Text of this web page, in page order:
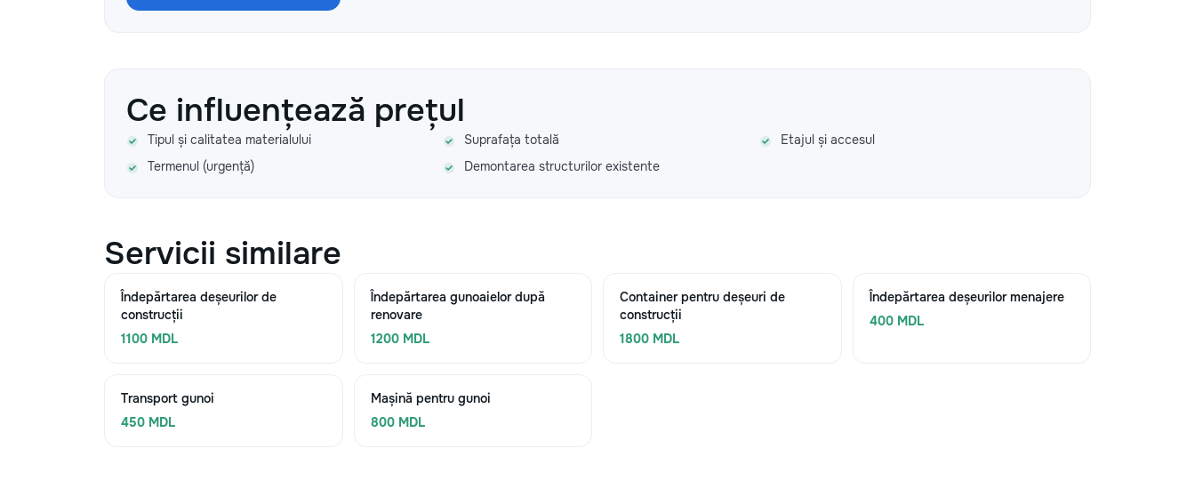
Ce influențează prețul
Tipul și calitatea materialului Suprafața totală
Etajul și accesul
Termenul (urgență)
Demontarea structurilor existente
Servicii similare
Îndepărtarea deșeurilor de
construcții
1100 MDL
Îndepărtarea gunoaielor după
renovare
1200 MDL
Container pentru deșeuri de
construcții
1800 MDL
Îndepărtarea deșeurilor menajere
400 MDL
Transport gunoi
450 MDL
Mașină pentru gunoi
800 MDL